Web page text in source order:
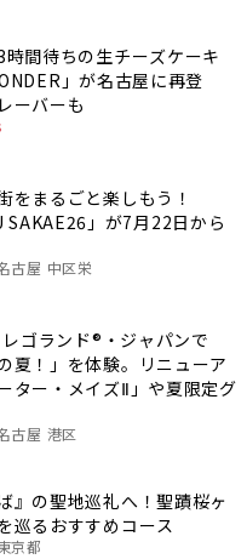
時間待ちの生チーズケーキ
」が名古屋に再登
ーバーも
をまるごと楽しもう！
SAKAE26」が7月22日から
古屋 中区栄
レゴランド®・ジャパンで
夏！」を体験。リニューア
ター・メイズⅡ」や夏限定グ
古屋 港区
』の聖地巡礼へ！聖蹟桜ヶ
巡るおすすめコース
京都